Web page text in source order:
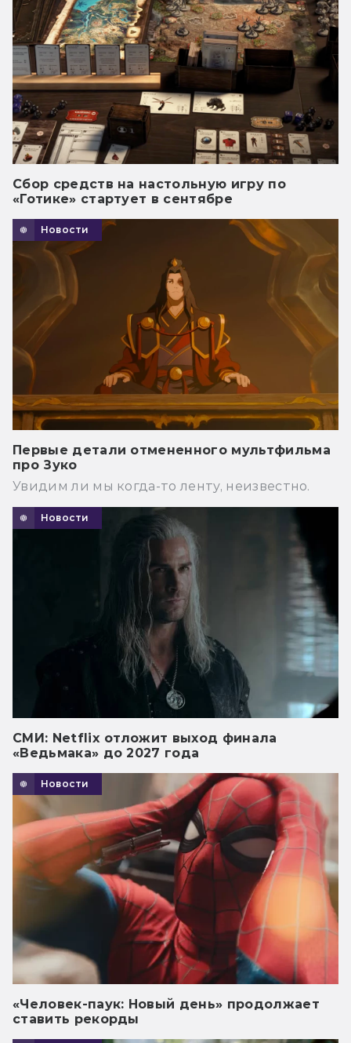
Сбор средств на настольную игру по
«Готике» стартует в сентябре
Новости
Первые детали отмененного мультфильма
про Зуко
Увидим ли мы когда-то ленту, неизвестно.
Новости
СМИ: Netflix отложит выход финала
«Ведьмака» до 2027 года
Новости
«Человек-паук: Новый день» продолжает
ставить рекорды